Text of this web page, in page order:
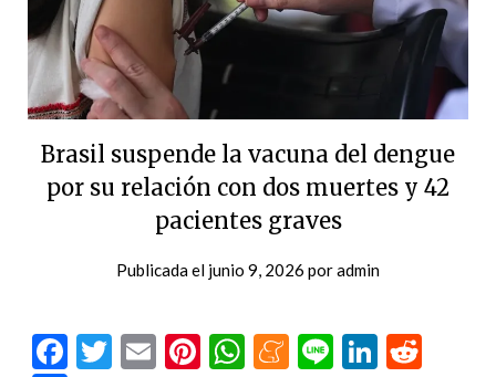
Brasil suspende la vacuna del dengue
por su relación con dos muertes y 42
pacientes graves
Publicada el junio 9, 2026 poradmin
Facebook
Twitter
EmailPinterest
WhatsApp
Meneame
Line